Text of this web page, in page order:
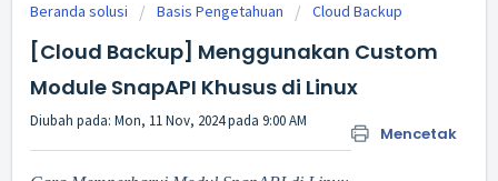
Beranda solusi Basis Pengetahuan Cloud Backup
[Cloud Backup] Menggunakan Custom
Module SnapAPI Khusus di Linux
Mencetak
Diubah pada: Mon, 11 Nov, 2024 pada 9:00 AM